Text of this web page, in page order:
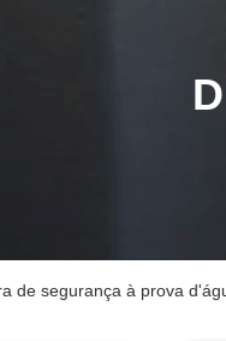
de segurança à prova